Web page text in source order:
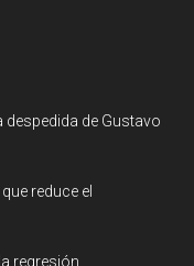
despedida de Gustavo
reduce el
regresión